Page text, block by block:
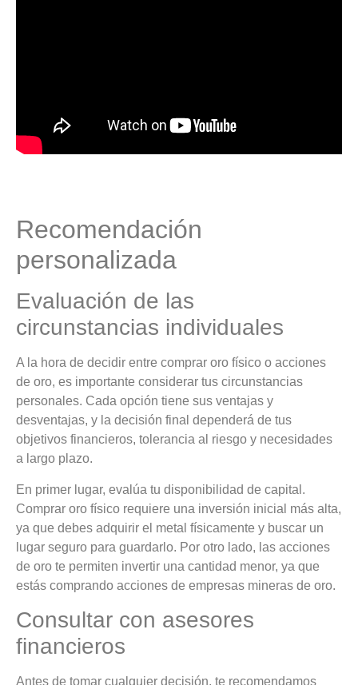
Recomendación
personalizada
Evaluación de las
circunstancias individuales
A la hora de decidir entre comprar oro físico o acciones
de oro, es importante considerar tus circunstancias
personales. Cada opción tiene sus ventajas y
desventajas, y la decisión final dependerá de tus
objetivos financieros, tolerancia al riesgo y necesidades
a largo plazo.
En primer lugar, evalúa tu disponibilidad de capital.
Comprar oro físico requiere una inversión inicial más alta,
ya que debes adquirir el metal físicamente y buscar un
lugar seguro para guardarlo. Por otro lado, las acciones
de oro te permiten invertir una cantidad menor, ya que
estás comprando acciones de empresas mineras de oro.
Consultar con asesores
financieros
Antes de tomar cualquier decisión, te recomendamos